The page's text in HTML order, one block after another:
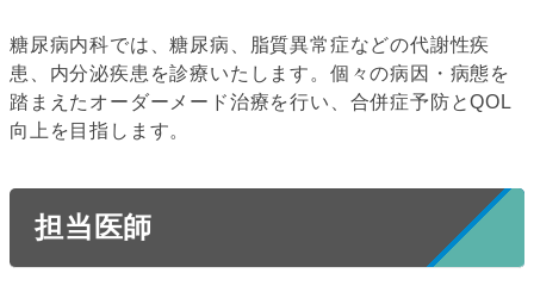
糖尿病内科では、糖尿病、脂質異常症などの代謝性疾
患、内分泌疾患を診療いたします。個々の病因・病態を
踏まえたオーダーメード治療を行い、合併症予防とQOL
向上を目指します。
担当医師